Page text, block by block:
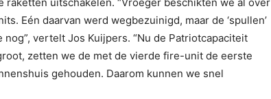
raketten uitschakelen. “Vroeger beschikten we al over
Eén daarvan werd wegbezuinigd, maar de ‘spullen’
nog”, vertelt Jos Kuijpers. “Nu de Patriotcapaciteit
zetten we de met de vierde fire-unit de eerste
gehouden. Daarom kunnen we snel